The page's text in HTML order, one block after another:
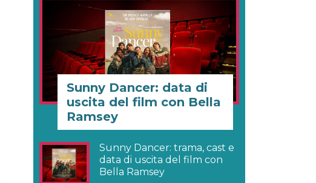
Sunny Dancer: data di
uscita del film con Bella
Ramsey
Sunny Dancer: trama, cast e
data di uscita del film con
Bella Ramsey